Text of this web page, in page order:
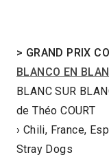
> GRAND PRIX
BLANCO EN
BLANC SUR
de Théo COURT
› Chili, France,
Stray Dogs